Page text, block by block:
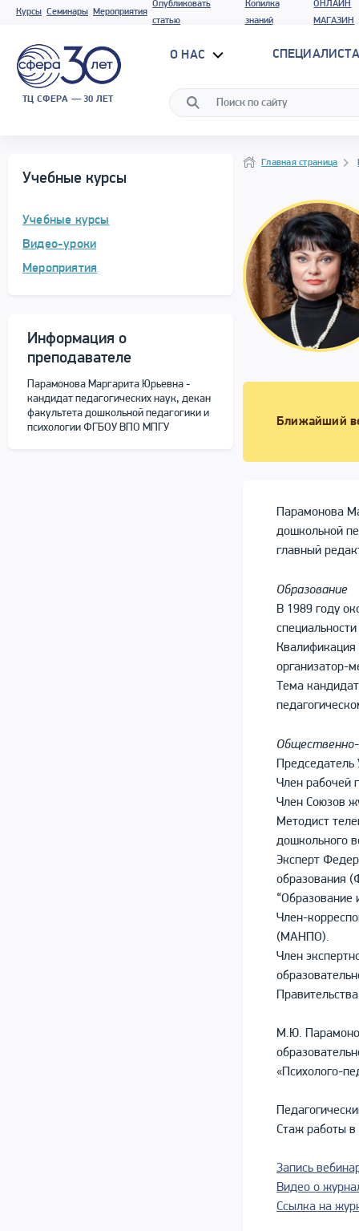
Курсы Семинары Мероприятия
Опубликовать
статью
Копилка
знаний
ОНЛАЙН
МАГАЗИН
ТЦ СФЕРА — 30 ЛЕТ
О НАС
Учебные курсы
Учебные курсы
Видео-уроки
Мероприятия
Информация о
преподавателе
Парамонова Маргарита Юрьевна -
кандидат педагогических наук, декан
факультета дошкольной педагогики и
психологии ФГБОУ ВПО МПГУ
Программа материала
НавигацияГлавная страница
Ближайший
Парамонова
дошкольной
главный
Образование
В 1989 году
Квалификация
организатор-
Тема
Член рабочей
Член Союзов
Методист
дошкольного
Эксперт
образования
“Образование
Член-
(МАНПО).
Член
М.Ю.
«Психолого-
Стаж работы
Запись
Видео о
Ссылка на